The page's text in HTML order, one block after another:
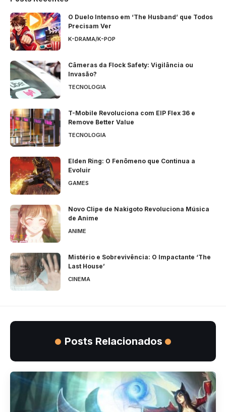
O Duelo Intenso em ‘The Husband’ que Todos
Precisam Ver
K-DRAMA/K-POP
Câmeras da Flock Safety: Vigilância ou
Invasão?
TECNOLOGIA
T-Mobile Revoluciona com EIP Flex 36 e
Remove Better Value
TECNOLOGIA
Elden Ring: O Fenômeno que Continua a
Evoluir
GAMES
Novo Clipe de Nakigoto Revoluciona Música
de Anime
ANIME
Mistério e Sobrevivência: O Impactante ‘The
Last House’
CINEMA
Posts Relacionados